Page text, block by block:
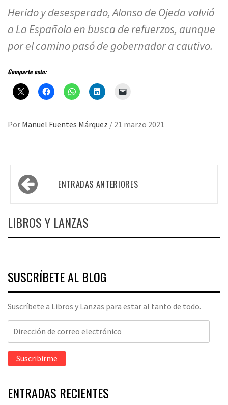
Herido y desesperado, Alonso de Ojeda volvió
a La Española en busca de refuerzos, aunque
por el camino pasó de gobernador a cautivo.
Comparte esto:
Por Manuel Fuentes Márquez / 21 marzo 2021
Navegación
de ENTRADAS ANTERIORES
LIBROS Y LANZAS
SUSCRÍBETE AL BLOG
Suscríbete a Libros y Lanzas para estar al tanto de todo.
Dirección
de
correo
electrónico
Suscribirme
ENTRADAS RECIENTES